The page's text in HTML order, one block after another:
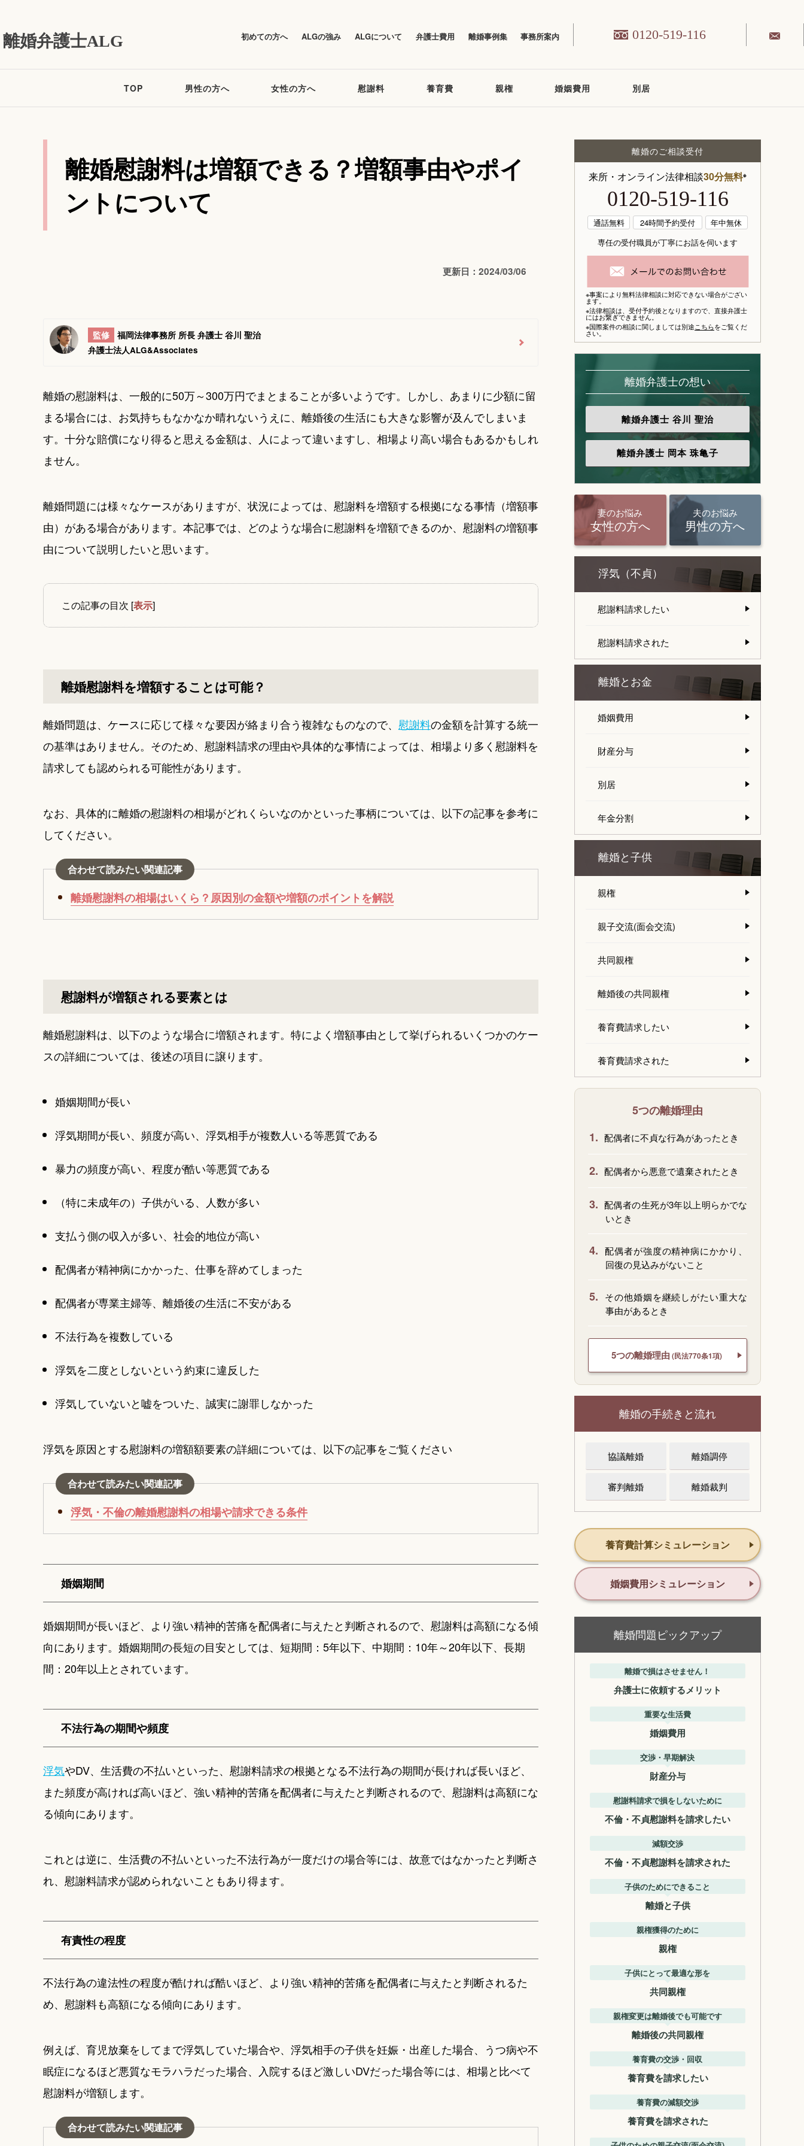
離婚弁護士ALG 初めての方へ ALGの強み ALGについて 弁護士費用 離婚事例集 事務所案内 0120-519-116
TOP 男性の方へ 女性の方へ 慰謝料 養育費 親権 婚姻費用 別居
離婚慰謝料は増額できる？増額事由やポイ
ントについて
更新日：2024/03/06
監修
福岡法律事務所 所長 弁護士 谷川 聖治
弁護士法人ALG&Associates
離婚の慰謝料は、一般的に50万～300万円でまとまることが多いようです。しかし、あまりに少額に留
まる場合には、お気持ちもなかなか晴れないうえに、離婚後の生活にも大きな影響が及んでしまいま
す。十分な賠償になり得ると思える金額は、人によって違いますし、相場より高い場合もあるかもしれ
ません。
離婚問題には様々なケースがありますが、状況によっては、慰謝料を増額する根拠になる事情（増額事
由）がある場合があります。本記事では、どのような場合に慰謝料を増額できるのか、慰謝料の増額事
由について説明したいと思います。
この記事の目次 [表示]
離婚慰謝料を増額することは可能？
離婚問題は、ケースに応じて様々な要因が絡まり合う複雑なものなので、 慰謝料の金額を計算する統一
の基準はありません。そのため、慰謝料請求の理由や具体的な事情によっては、相場より多く慰謝料を
請求しても認められる可能性があります。
なお、具体的に離婚の慰謝料の相場がどれくらいなのかといった事柄については、以下の記事を参考に
してください。
合わせて読みたい関連記事
離婚慰謝料の相場はいくら？原因別の金額や増額のポイントを解説
慰謝料が増額される要素とは
離婚慰謝料は、以下のような場合に増額されます。特によく増額事由として挙げられるいくつかのケー
スの詳細については、後述の項目に譲ります。
婚姻期間が長い
浮気期間が長い、頻度が高い、浮気相手が複数人いる等悪質である
暴力の頻度が高い、程度が酷い等悪質である
（特に未成年の）子供がいる、人数が多い
支払う側の収入が多い、社会的地位が高い
配偶者が精神病にかかった、仕事を辞めてしまった
配偶者が専業主婦等、離婚後の生活に不安がある
不法行為を複数している
浮気を二度としないという約束に違反した
浮気していないと嘘をついた、誠実に謝罪しなかった
浮気を原因とする慰謝料の増額額要素の詳細については、以下の記事をご覧ください
合わせて読みたい関連記事
浮気・不倫の離婚慰謝料の相場や請求できる条件
婚姻期間
婚姻期間が長いほど、より強い精神的苦痛を配偶者に与えたと判断されるので、慰謝料は高額になる傾
向にあります。婚姻期間の長短の目安としては、短期間：5年以下、中期間：10年～20年以下、長期
間：20年以上とされています。
不法行為の期間や頻度
浮気やDV、生活費の不払いといった、慰謝料請求の根拠となる不法行為の期間が長ければ長いほど、
また頻度が高ければ高いほど、強い精神的苦痛を配偶者に与えたと判断されるので、慰謝料は高額にな
る傾向にあります。
これとは逆に、生活費の不払いといった不法行為が一度だけの場合等には、故意ではなかったと判断さ
れ、慰謝料請求が認められないこともあり得ます。
有責性の程度
不法行為の違法性の程度が酷ければ酷いほど、より強い精神的苦痛を配偶者に与えたと判断されるた
め、慰謝料も高額になる傾向にあります。
例えば、育児放棄をしてまで浮気していた場合や、浮気相手の子供を妊娠・出産した場合、うつ病や不
眠症になるほど悪質なモラハラだった場合、入院するほど激しいDVだった場合等には、相場と比べて
慰謝料が増額します。
合わせて読みたい関連記事
離婚のご相談受付
来所・オンライン法律相談30分無料※
0120-519-116
通話無料 24時間予約受付
年中無休
専任の受付職員が丁寧にお話を伺います
※事案により無料法律相談に対応できない場合がござい
ます。
※法律相談は、 受付予約後となりますので、 直接弁護士
にはお繋ぎできません。
※国際案件の相談に関しましては別途こちらをご覧くだ
さい。
離婚弁護士の想い
離婚弁護士 谷川 聖治
離婚弁護士 岡本 珠亀子
妻のお悩み
女性の方へ
夫のお悩み
男性の方へ
浮気（不貞）
慰謝料請求したい
慰謝料請求された
離婚とお金
婚姻費用
財産分与
別居
年金分割
離婚と子供
親権
親子交流(面会交流)
共同親権
離婚後の共同親権
養育費請求したい
養育費請求された
5つの離婚理由
1. 配偶者に不貞な行為があったとき
2. 配偶者から悪意で遺棄されたとき
3. 配偶者の生死が3年以上明らかでな
いとき
4. 配偶者が強度の精神病にかかり、
回復の見込みがないこと
5.
その他婚姻を継続しがたい重大な
事由があるとき
5つの離婚理由 (民法770条1項)
離婚の手続きと流れ
協議離婚 離婚調停
審判離婚 離婚裁判
養育費計算シミュレーション
婚姻費用シミュレーション
離婚問題ピックアップ
離婚で損はさせません！
弁護士に依頼するメリット
重要な生活費
婚姻費用
交渉・早期解決
財産分与
慰謝料請求で損をしないために
不倫・不貞慰謝料を請求したい
減額交渉
不倫・不貞慰謝料を請求された
子供のためにできること
離婚と子供
親権獲得のために
親権
子供にとって最適な形を
共同親権
親権変更は離婚後でも可能です
離婚後の共同親権
養育費の交渉・回収
養育費を請求したい
養育費の減額交渉
養育費を請求された